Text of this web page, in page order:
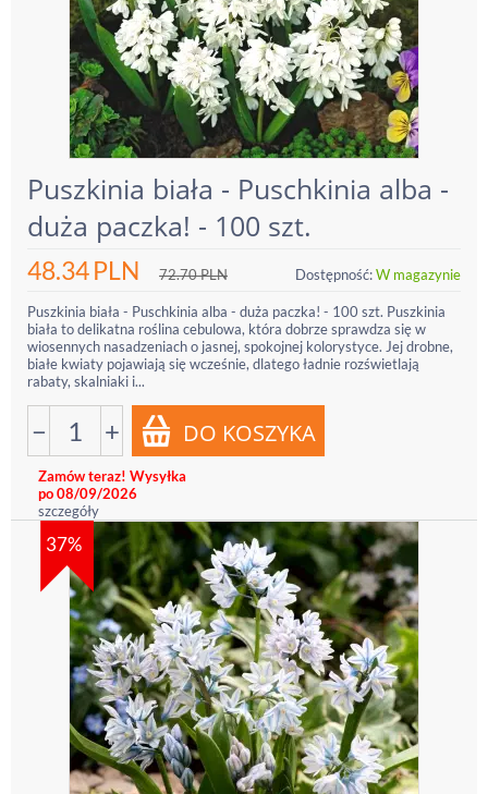
Puszkinia biała - Puschkinia alba -
duża paczka! - 100 szt.
48.34PLN 72.70PLN Dostępność:W magazynie
Puszkinia biała - Puschkinia alba - duża paczka! - 100 szt. Puszkinia
biała to delikatna roślina cebulowa, która dobrze sprawdza się w
wiosennych nasadzeniach o jasnej, spokojnej kolorystyce. Jej drobne,
białe kwiaty pojawiają się wcześnie, dlatego ładnie rozświetlają
rabaty, skalniaki i...
− +
Zamów teraz! Wysyłka
po 08/09/2026
szczegóły
37%